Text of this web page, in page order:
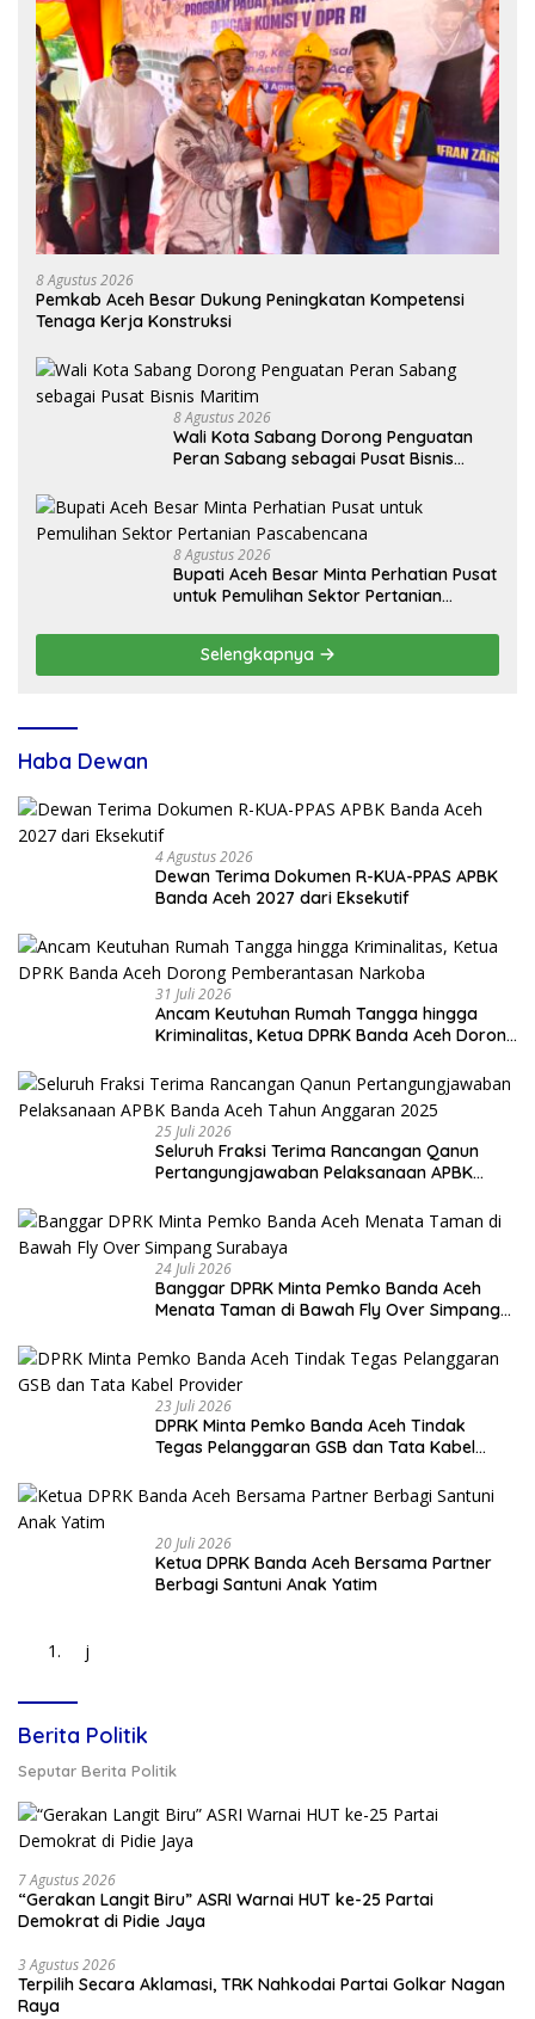
8 Agustus 2026
Pemkab Aceh Besar Dukung Peningkatan Kompetensi
Tenaga Kerja Konstruksi
8 Agustus 2026
Wali Kota Sabang Dorong Penguatan
Peran Sabang sebagai Pusat Bisnis
8 Agustus 2026
Bupati Aceh Besar Minta Perhatian Pusat
untuk Pemulihan Sektor Pertanian
Selengkapnya
Haba Dewan
4 Agustus 2026
Dewan Terima Dokumen R-KUA-PPAS APBK
Banda Aceh 2027 dari Eksekutif
31 Juli 2026
Ancam Keutuhan Rumah Tangga hingga
Kriminalitas, Ketua DPRK Banda Aceh Dorong
25 Juli 2026
Seluruh Fraksi Terima Rancangan Qanun
Pertangungjawaban Pelaksanaan APBK
24 Juli 2026
Banggar DPRK Minta Pemko Banda Aceh
Menata Taman di Bawah Fly Over Simpang
23 Juli 2026
DPRK Minta Pemko Banda Aceh Tindak
Tegas Pelanggaran GSB dan Tata Kabel
20 Juli 2026
Ketua DPRK Banda Aceh Bersama Partner
Berbagi Santuni Anak Yatim
j
Berita Politik
Seputar Berita Politik
7 Agustus 2026
“Gerakan Langit Biru” ASRI Warnai HUT ke-25 Partai
Demokrat di Pidie Jaya
3 Agustus 2026
Terpilih Secara Aklamasi, TRK Nahkodai Partai Golkar Nagan
Raya